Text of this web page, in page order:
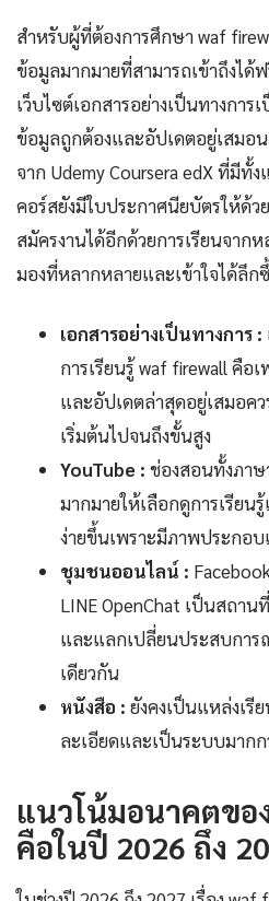
สำหรับผู้ที่ต้องการศึกษา waf
ข้อมูลมากมายที่สามารถเข้าถึงได้
เว็บไซต์เอกสารอย่างเป็นทางกา
ข้อมูลถูกต้องและอัปเดตอยู่เสมอ
จาก Udemy Coursera edX ที่มีทั้
คอร์สยังมีใบประกาศนียบัตรให้ด้ว
สมัครงานได้อีกด้วยการเรียนจาก
มองที่หลากหลายและเข้าใจได้ลึก
เอกสารอย่างเป็นทางการ :
การเรียนรู้ waf firewall คื
และอัปเดตล่าสุดอยู่เสมอค
เริ่มต้นไปจนถึงขั้นสูง
YouTube : ช่องสอนทั้งภา
มากมายให้เลือกดูการเรียน
ง่ายขึ้นเพราะมีภาพประกอ
ชุมชนออนไลน์ :
LINE OpenChat เป็นสถา
และแลกเปลี่ยนประสบกา
เดียวกัน
หนังสือ : ยังคงเป็นแหล่งเรี
ละเอียดและเป็นระบบมาก
แนวโน้มอนาคตขอ
คือในปี 2026 ถึง